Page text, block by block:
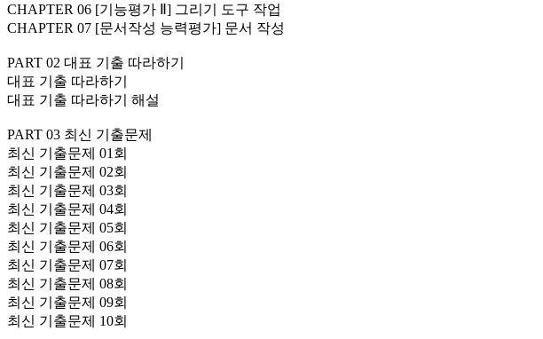
CHAPTER 06 [기능평가 Ⅱ] 그리기 도구 작업
CHAPTER 07 [문서작성 능력평가] 문서 작성
PART 02 대표 기출 따라하기
대표 기출 따라하기
대표 기출 따라하기 해설
PART 03 최신 기출문제
최신 기출문제 01회
최신 기출문제 02회
최신 기출문제 03회
최신 기출문제 04회
최신 기출문제 05회
최신 기출문제 06회
최신 기출문제 07회
최신 기출문제 08회
최신 기출문제 09회
최신 기출문제 10회